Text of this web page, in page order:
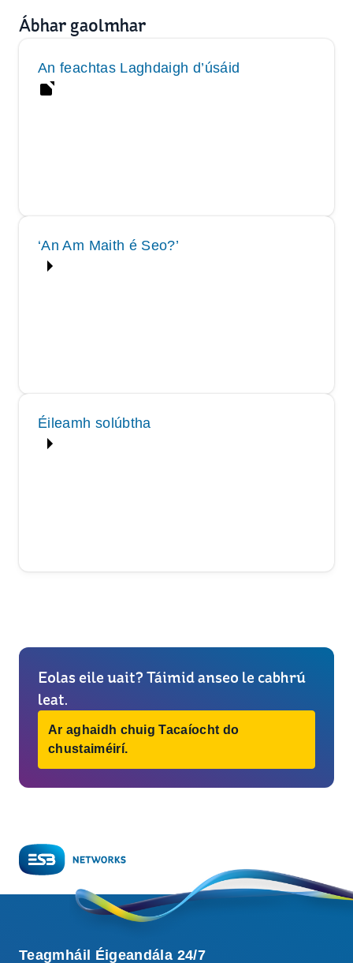
Ábhar gaolmhar
An feachtas Laghdaigh d’úsáid
‘An Am Maith é Seo?’
Éileamh solúbtha
Eolas eile uait? Táimid anseo le cabhrú
leat.
Ar aghaidh chuig Tacaíocht do
chustaiméirí.
Teagmháil Éigeandála 24/7